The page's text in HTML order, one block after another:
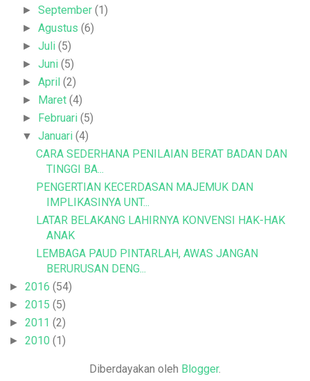
►September(1)
►Agustus(6)
►Juli(5)
►Juni(5)
►April(2)
► Maret(4)
► Februari(5)
▼Januari(4)
CARA SEDERHANA PENILAIAN BERAT BADAN DAN
TINGGI BA...
PENGERTIAN KECERDASAN MAJEMUK DAN
IMPLIKASINYA UNT...
LATAR BELAKANG LAHIRNYA KONVENSI HAK-HAK
ANAK
LEMBAGA PAUD PINTARLAH, AWAS JANGAN
BERURUSAN DENG...
► 2016 (54)
► 2015 (5)
► 2011 (2)
► 2010 (1)
Diberdayakan oleh Blogger.